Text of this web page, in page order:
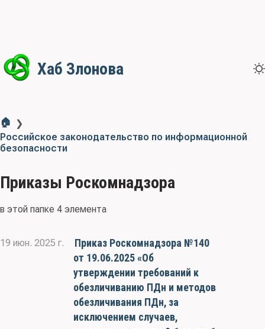
Хаб Злонова
🏠 ❯
Российское законодательство по информационной
безопасности
Приказы Роскомнадзора
в этой папке 4 элемента
19 июн. 2025 г.
Приказ Роскомнадзора №140
от 19.06.2025 «Об
утверждении требований к
обезличиванию ПДн и методов
обезличивания ПДн, за
исключением случаев,